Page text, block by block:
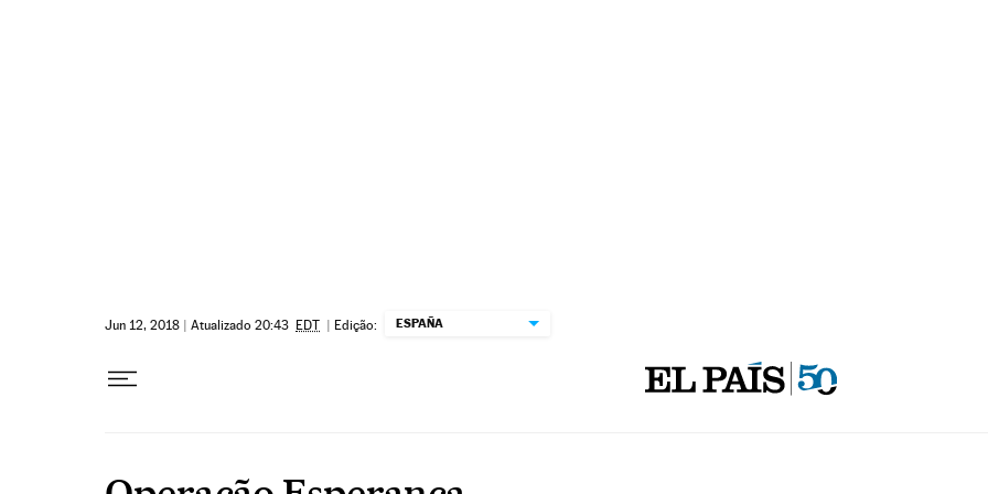
Jun 12, 2018 | Atualizado 20:43 EDT | Edição: ESPAÑA